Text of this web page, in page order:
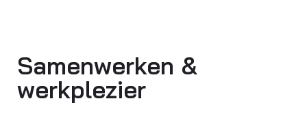
Samenwerken &
werkplezier